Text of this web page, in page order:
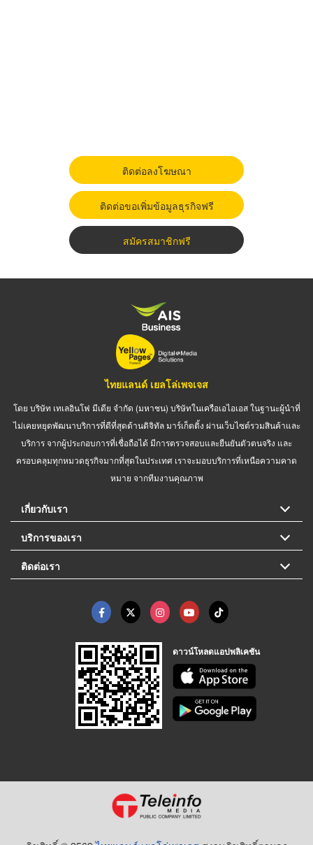
ติดต่อลงโฆษณา
ติดต่อขอเพิ่มข้อมูลธุรกิจฟรี
สมัครสมาชิกฟรี
ไทยแลนด์ เยลโล่เพจเจส
โดย บริษัท เทเลอินโฟ มีเดีย จำกัด (มหาชน) บริษัทในเครือเอไอเอส ในฐานะผู้นำที่
ไม่เคยหยุดพัฒนาบริการที่ดีที่สุดด้านดิจิทัล มาร์เก็ตติ้ง ผ่านเว็บไซต์รวมสินค้าและ
บริการ จากผู้ประกอบการที่เชื่อถือได้ มีการตรวจสอบและยืนยันตัวตนจริง และ
ครอบคลุมทุกหมวดธุรกิจมากที่สุดในประเทศ เราจะมอบบริการที่เหนือความคาด
หมาย จากทีมงานคุณภาพ
เกี่ยวกับเรา
บริการของเรา
ติดต่อเรา
ดาวน์โหลดแอปพลิเคชัน